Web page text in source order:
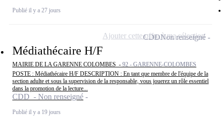
Publié il y a 27 jours
Médiathécaire H/F
MAIRIE DE LA GARENNE COLOMBES - 92 - GARENNE-COLOMBES
POSTE : Médiathécaire H/F DESCRIPTION : En tant que membre de l'équipe de la
section adulte et sous la supervision de la responsable, vous jouerez un rôle essentiel
dans la promotion de la lecture...
CDD - Non renseigné
Publié il y a 19 jours
CDDNon renseigné
Ajouter cette offre à ma sélection